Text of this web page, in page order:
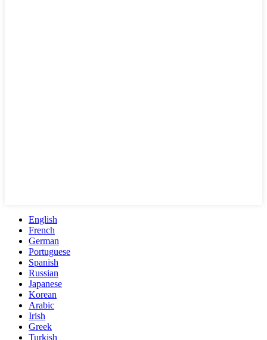
English
French
German
Portuguese
Spanish
Russian
Japanese
Korean
Arabic
Irish
Greek
Turkish